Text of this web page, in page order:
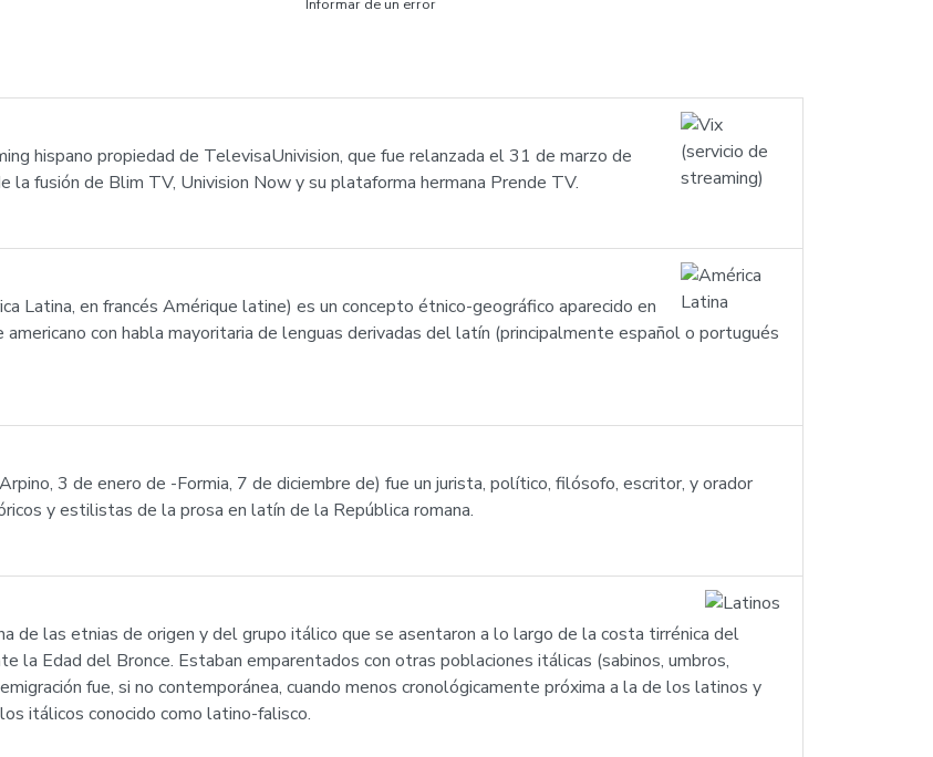
Informar de un error
hispano propiedad de TelevisaUnivision, que fue relanzada el 31 de marzo de
fusión de Blim TV, Univision Now y su plataforma hermana Prende TV.
Latina, en francés Amérique latine) es un concepto étnico-geográfico aparecido en
con habla mayoritaria de lenguas derivadas del latín (principalmente español o portugués
3 de enero de -Formia, 7 de diciembre de) fue un jurista, político, filósofo, escritor, y orador
y estilistas de la prosa en latín de la República romana.
de las etnias de origen y del grupo itálico que se asentaron a lo largo de la costa tirrénica del
la Edad del Bronce. Estaban emparentados con otras poblaciones itálicas (sabinos, umbros,
fue, si no contemporánea, cuando menos cronológicamente próxima a la de los latinos y
itálicos conocido como latino-falisco.